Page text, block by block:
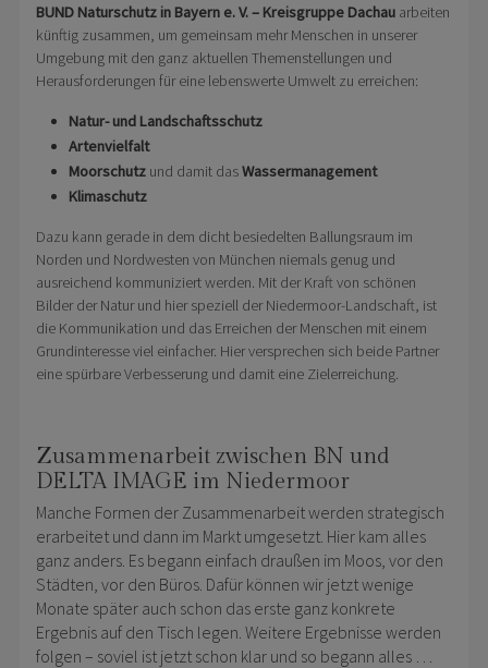
BUND Naturschutz in Bayern e. V. – Kreisgruppe Dachauarbeiten
künftig zusammen, um gemeinsam mehr Menschen in unserer
Umgebung mit den ganz aktuellen Themenstellungen und
Herausforderungen für eine lebenswerte Umwelt zu erreichen:
Natur- und Landschaftsschutz
Artenvielfalt
Moorschutz und damit dasWassermanagement
Klimaschutz
Dazu kann gerade in dem dicht besiedelten Ballungsraum im
Norden und Nordwesten von München niemals genug und
ausreichend kommuniziert werden. Mit der Kraft von schönen
Bilder der Natur und hier speziell der Niedermoor-Landschaft, ist
die Kommunikation und das Erreichen der Menschen mit einem
Grundinteresse viel einfacher. Hier versprechen sich beide Partner
eine spürbare Verbesserung und damit eine Zielerreichung.
Zusammenarbeit zwischen BN und
DELTA IMAGE im Niedermoor
Manche Formen der Zusammenarbeit werden strategisch
erarbeitet und dann im Markt umgesetzt. Hier kam alles
ganz anders. Es begann einfach draußen im Moos, vor den
Städten, vor den Büros. Dafür können wir jetzt wenige
Monate später auch schon das erste ganz konkrete
Ergebnis auf den Tisch legen. Weitere Ergebnisse werden
folgen – soviel ist jetzt schon klar und so begann alles …